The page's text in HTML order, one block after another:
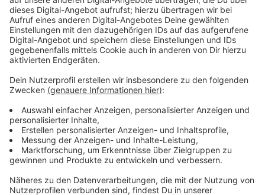
Anzeige
Weitere Infos und Links zum Thema
Hier informiert die Stadt
So haben wir über die Anmeldung für die
Düsselferien berichtet